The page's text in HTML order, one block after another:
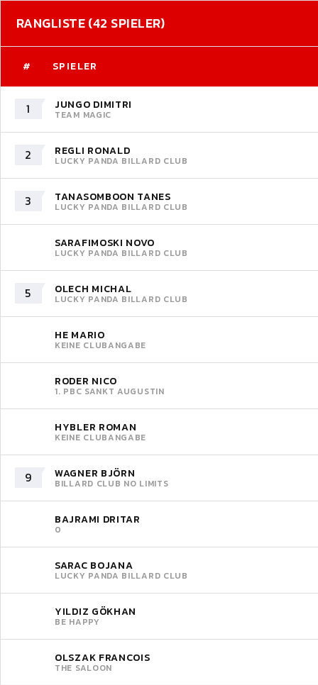
RANGLISTE (42 SPIELER)
# SPIELER
1 JUNGO DIMITRI
TEAM MAGIC
2 REGLI RONALD
LUCKY PANDA BILLARD CLUB
3 TANASOMBOON TANES
LUCKY PANDA BILLARD CLUB
SARAFIMOSKI NOVO
LUCKY PANDA BILLARD CLUB
5 OLECH MICHAL
LUCKY PANDA BILLARD CLUB
HE MARIO
KEINE CLUBANGABE
RODER NICO
1. PBC SANKT AUGUSTIN
HYBLER ROMAN
KEINE CLUBANGABE
9 WAGNER BJÖRN
BILLARD CLUB NO LIMITS
BAJRAMI DRITAR
0
SARAC BOJANA
LUCKY PANDA BILLARD CLUB
YILDIZ GÖKHAN
BE HAPPY
OLSZAK FRANCOIS
THE SALOON